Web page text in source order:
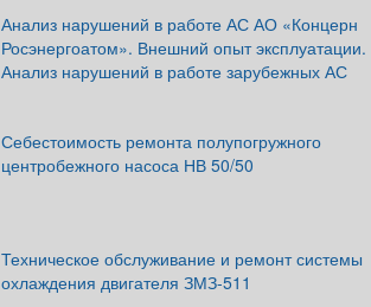
Анализ нарушений в работе АС АО «Концерн
Росэнергоатом». Внешний опыт эксплуатации.
Анализ нарушений в работе зарубежных АС
Себестоимость ремонта полупогружного
центробежного насоса НВ 50/50
Техническое обслуживание и ремонт системы
охлаждения двигателя ЗМЗ-511